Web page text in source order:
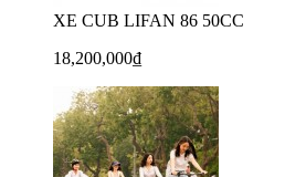
XE CUB LIFAN 86 50CC
18,200,000₫